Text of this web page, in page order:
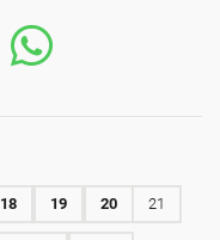
18 19 20 21